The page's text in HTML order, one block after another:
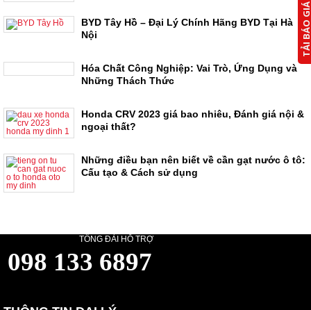
BYD Tây Hồ – Đại Lý Chính Hãng BYD Tại Hà
Nội
Hóa Chất Công Nghiệp: Vai Trò, Ứng Dụng và
Những Thách Thức
Honda CRV 2023 giá bao nhiêu, Đánh giá nội &
ngoại thất?
Những điều bạn nên biết về cần gạt nước ô tô:
Cấu tạo & Cách sử dụng
TỔNG ĐÀI HỖ TRỢ
098 133 6897
TẢI